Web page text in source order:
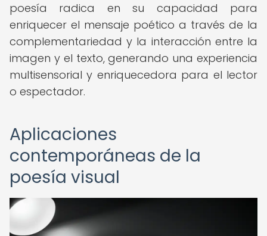
poesía radica en su capacidad para
enriquecer el mensaje poético a través de la
complementariedad y la interacción entre la
imagen y el texto, generando una experiencia
multisensorial y enriquecedora para el lector
o espectador.
Aplicaciones
contemporáneas de la
poesía visual